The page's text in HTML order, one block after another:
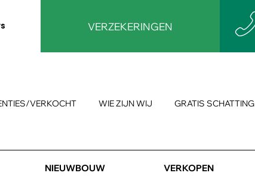
VERZEKERINGEN
VERKOCHT WIE ZIJN WIJ GRATIS SCHATTING
NIEUWBOUW VERKOPEN